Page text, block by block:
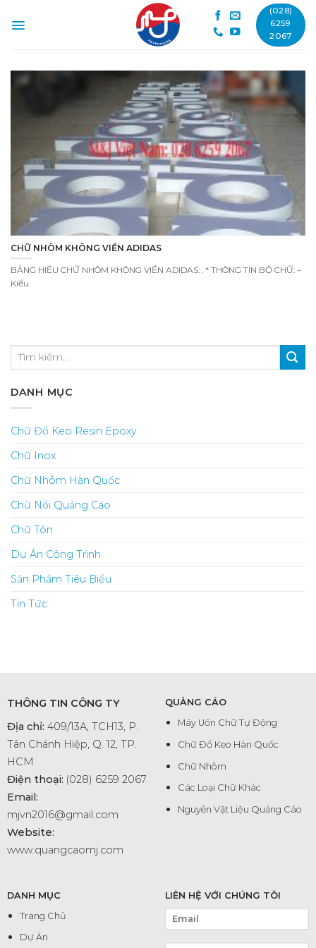
(028)
6259
2067
CHỮ NHÔM KHÔNG VIỀN ADIDAS
BẢNG HIỆU CHỮ NHÔM KHÔNG VIỀN ADIDAS: . * THÔNG TIN BỘ CHỮ: –
Kiểu
DANH MỤC
Chữ Đổ Keo Resin Epoxy
Chữ Inox
Chữ Nhôm Hàn Quốc
Chữ Nổi Quảng Cáo
Chữ Tôn
Dự Án Công Trình
Sản Phẩm Tiêu Biểu
Tin Tức
THÔNG TIN CÔNG TY
Địa chỉ: 409/13A, TCH13, P.
Tân Chánh Hiệp, Q. 12, TP.
HCM
Điện thoại: (028) 6259 2067
Email:
mjvn2016@gmail.com
Website:
www.quangcaomj.com
QUẢNG CÁO
Máy Uốn Chữ Tự Động
Chữ Đổ Keo Hàn Quốc
Chữ Nhôm
Các Loại Chữ Khác
Nguyên Vật Liệu Quảng Cáo
DANH MỤC
Trang Chủ
Dự Án
LIÊN HỆ VỚI CHÚNG TÔI